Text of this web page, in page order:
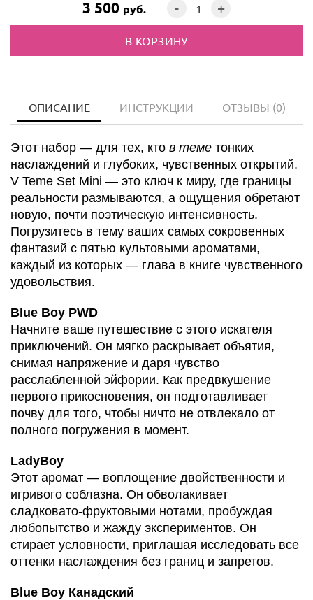
3 500 руб. - +
ОПИСАНИЕ ИНСТРУКЦИИ ОТЗЫВЫ (0)
Этот набор — для тех, кто в теме тонких
наслаждений и глубоких, чувственных открытий.
V Teme Set Mini — это ключ к миру, где границы
реальности размываются, а ощущения обретают
новую, почти поэтическую интенсивность.
Погрузитесь в тему ваших самых сокровенных
фантазий с пятью культовыми ароматами,
каждый из которых — глава в книге чувственного
удовольствия.
Blue Boy PWD
Начните ваше путешествие с этого искателя
приключений. Он мягко раскрывает объятия,
снимая напряжение и даря чувство
расслабленной эйфории. Как предвкушение
первого прикосновения, он подготавливает
почву для того, чтобы ничто не отвлекало от
полного погружения в момент.
LadyBoy
Этот аромат — воплощение двойственности и
игривого соблазна. Он обволакивает
сладковато-фруктовыми нотами, пробуждая
любопытство и жажду экспериментов. Он
стирает условности, приглашая исследовать все
оттенки наслаждения без границ и запретов.
Blue Boy Канадский